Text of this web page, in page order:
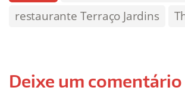
restaurante Terraço Jardins
Deixe um comentário